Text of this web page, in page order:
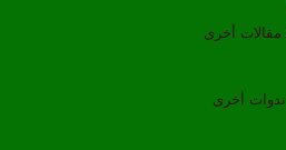
مقالات أخرى
ندوات أخرى